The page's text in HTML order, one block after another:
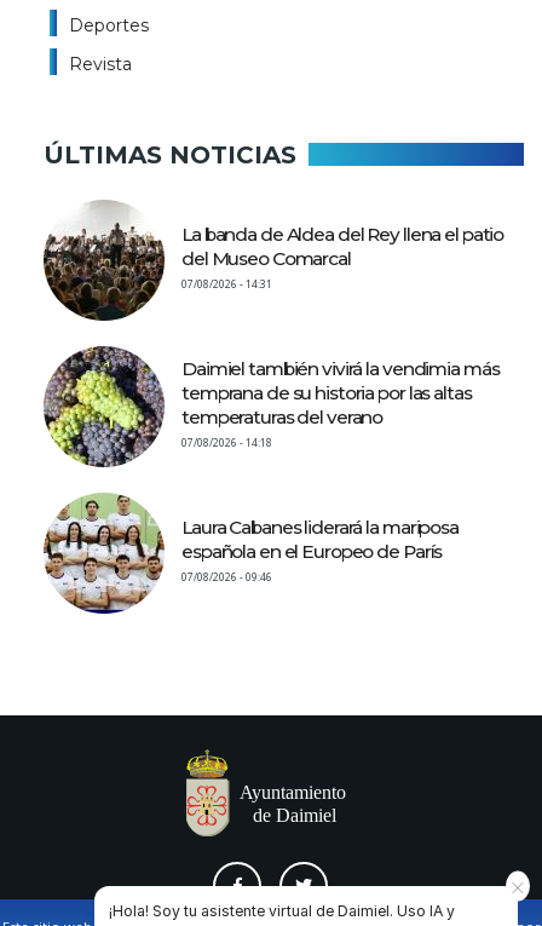
Deportes
Revista
ÚLTIMAS NOTICIAS
La banda de Aldea del Rey llena el patio
del Museo Comarcal
07/08/2026 - 14:31
Daimiel también vivirá la vendimia más
temprana de su historia por las altas
temperaturas del verano
07/08/2026 - 14:18
Laura Cabanes liderará la mariposa
española en el Europeo de París
07/08/2026 - 09:46
¡Hola! Soy tu asistente virtual de Daimiel. Uso IA y